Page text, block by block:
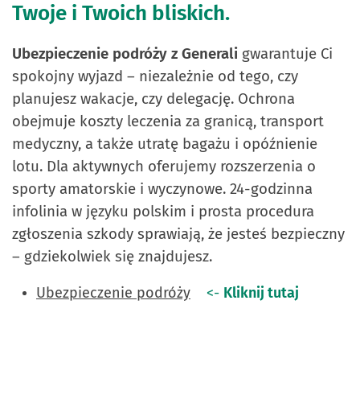
Twoje i Twoich bliskich.
Ubezpieczenie podróży z Generali gwarantuje Ci
spokojny wyjazd – niezależnie od tego, czy
planujesz wakacje, czy delegację. Ochrona
obejmuje koszty leczenia za granicą, transport
medyczny, a także utratę bagażu i opóźnienie
lotu. Dla aktywnych oferujemy rozszerzenia o
sporty amatorskie i wyczynowe. 24-godzinna
infolinia w języku polskim i prosta procedura
zgłoszenia szkody sprawiają, że jesteś bezpieczny
– gdziekolwiek się znajdujesz.
Ubezpieczenie podróży <- Kliknij tutaj